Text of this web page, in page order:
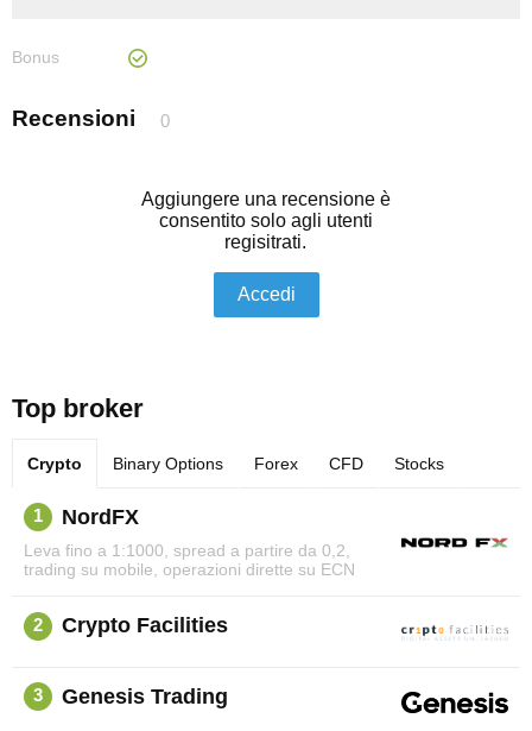
Bonus
Recensioni 0
Aggiungere una recensione è
consentito solo agli utenti
regisitrati.
Accedi
Top broker
Crypto Binary Options Forex CFD Stocks
1 NordFX
Leva fino a 1:1000, spread a partire da 0,2,
trading su mobile, operazioni dirette su ECN
2 Crypto Facilities
3 Genesis Trading